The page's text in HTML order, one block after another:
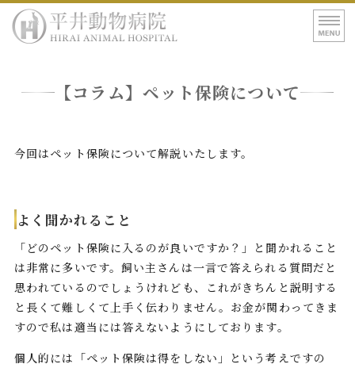
平井動物病院｜
【コラム】 ペット保険について
今回はペット保険について解説いたします。
よく聞かれること
「どのペット保険に入るのが良いですか？」と聞かれること
は非常に多いです。飼い主さんは一言で答えられる質問だと
思われているのでしょうけれども、これがきちんと説明する
と長くて難しくて上手く伝わりません。お金が関わってきま
すので私は適当には答えないようにしております。
個人的には「ペット保険は得をしない」という考えですの